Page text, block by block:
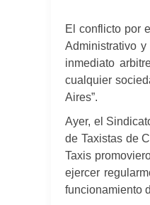
El conflicto por
Administrativo
inmediato
cualquier
Aires”.
Ayer, el
de Taxistas de
Taxis
ejercer
funcionamiento